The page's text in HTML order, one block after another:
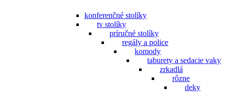
konferenčné stolíky
tv stolíky
príručné stolíky
regály a police
komody
taburety a sedacie vaky
zrkadlá
rôzne
deky